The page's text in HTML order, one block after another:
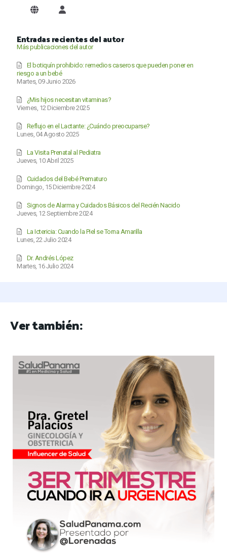
Dr. Andrés López
Entradas recientes del autor
Más publicaciones del autor
Martes, 09 Junio 2026
El botiquín prohibido: remedios caseros que pueden poner en
riesgo a un bebé
Viernes, 12 Diciembre 2025
¿Mis hijos necesitan vitaminas?
Lunes, 04 Agosto 2025
Reflujo en el Lactante: ¿Cuándo preocuparse?
Jueves, 10 Abril 2025
La Visita Prenatal al Pediatra
Domingo, 15 Diciembre 2024
Cuidados del Bebé Prematuro
Jueves, 12 Septiembre 2024
Signos de Alarma y Cuidados Básicos del Recién Nacido
Lunes, 22 Julio 2024
La Ictericia: Cuando la Piel se Torna Amarilla
Martes, 16 Julio 2024
Dr. Andrés López
Ver también: